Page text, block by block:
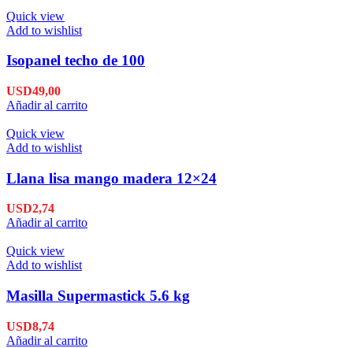
Quick view
Add to wishlist
Isopanel techo de 100
USD49,00
Añadir al carrito
Quick view
Add to wishlist
Llana lisa mango madera 12×24
USD2,74
Añadir al carrito
Quick view
Add to wishlist
Masilla Supermastick 5.6 kg
USD8,74
Añadir al carrito